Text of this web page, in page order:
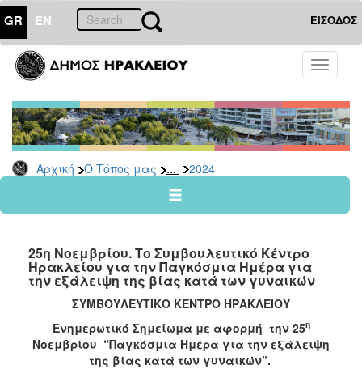
GR EN ΕΙΣΟΔΟΣ
Toggle
Αρχική Ο Τόπος μας ... 2024
ΤΟΠΟΣ
ΜΑΣ
Ανακοινώσεις
Αρχείο
2026
2024
2022
2021
2020
2019
2018
25η Νοεμβρίου. Το Συμβουλευτικό Κέντρο
Ηρακλείου για την Παγκόσμια Ημέρα για
την εξάλειψη της βίας κατά των γυναικών
ΣΥΜΒΟΥΛΕΥΤΙΚΟ ΚΕΝΤΡΟ ΗΡΑΚΛΕΙΟΥ
Ενημερωτικό Σημείωμα με αφορμή την 25η
Νοεμβρίου “Παγκόσμια Ημέρα για την εξάλειψη
της βίας κατά των γυναικών”.